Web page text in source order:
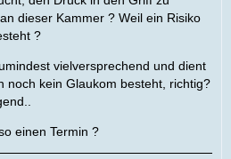
dieser Kammer ? Weil ein Risiko
?
vielversprechend und dient
noch kein Glaukom besteht, richtig?
einen Termin ?